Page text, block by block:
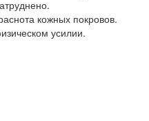
кожных покровов.
усилии.